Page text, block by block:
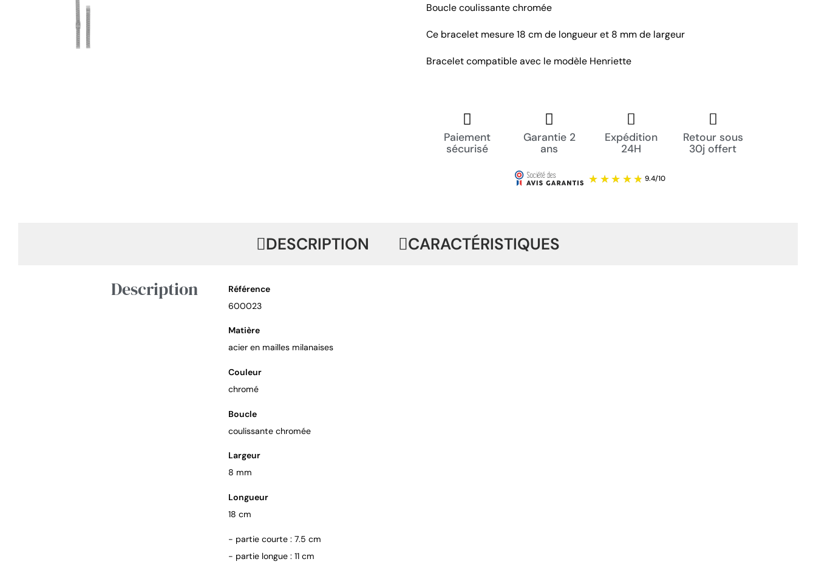
Boucle coulissante chromée
Ce bracelet mesure 18 cm de longueur et 8 mm de largeur
Bracelet compatible avec le modèle Henriette
Paiement
sécurisé
Garantie 2
ans
Expédition
24H
Retour sous
30j offert
DESCRIPTION CARACTÉRISTIQUES
Description
Référence
600023
Matière
acier en mailles milanaises
Couleur
chromé
Boucle
coulissante chromée
Largeur
8 mm
Longueur
18 cm
- partie courte : 7.5 cm
- partie longue : 11 cm